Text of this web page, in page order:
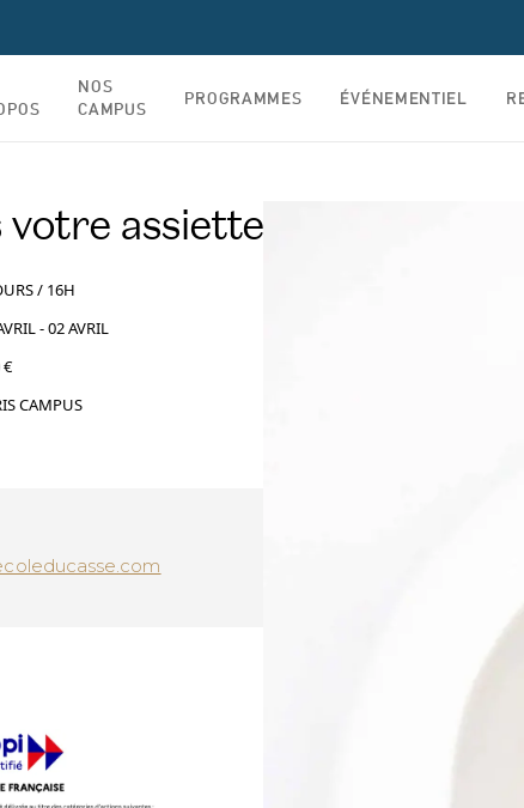
NOS
CAMPUS
PROGRAMMES ÉVÉNEMENTIEL
votre assiette
/ 16H
- 02 AVRIL
€
CAMPUS